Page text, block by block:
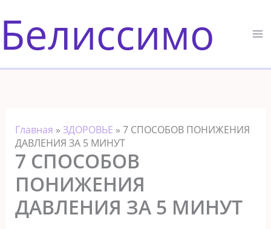
к
содержимому
Белиссимо
Главная » ЗДОРОВЬЕ » 7 СПОСОБОВ ПОНИЖЕНИЯ
ДАВЛЕНИЯ ЗА 5 МИНУТ
7 СПОСОБОВ
ПОНИЖЕНИЯ
ДАВЛЕНИЯ ЗА 5 МИНУТ